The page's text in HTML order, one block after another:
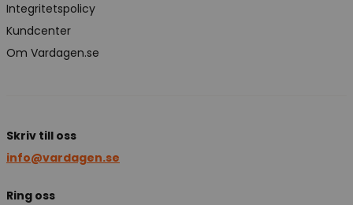
Integritetspolicy
Kundcenter
Om Vardagen.se
Skriv till oss
info@vardagen.se
Ring oss